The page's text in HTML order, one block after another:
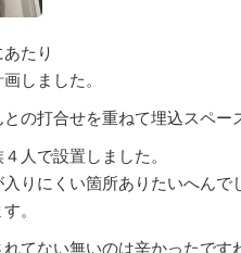
たり
しました。
の打合せを重ねて埋込スペ
人で設置しました。
りにくい箇所ありたいへんで
。
てない無いのは辛かったです